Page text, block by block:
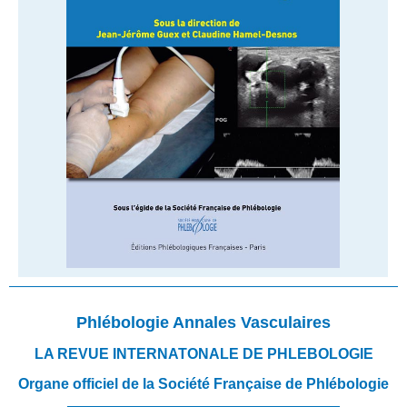
Phlébologie Annales Vasculaires
LA REVUE INTERNATONALE DE PHLEBOLOGIE
Organe officiel de la Société Française de Phlébologie